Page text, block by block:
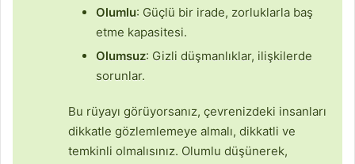
Olumlu: Güçlü bir irade, zorluklarla baş
etme kapasitesi.
Olumsuz: Gizli düşmanlıklar, ilişkilerde
sorunlar.
Bu rüyayı görüyorsanız, çevrenizdeki insanları
dikkatle gözlemlemeye almalı, dikkatli ve
temkinli olmalısınız. Olumlu düşünerek,